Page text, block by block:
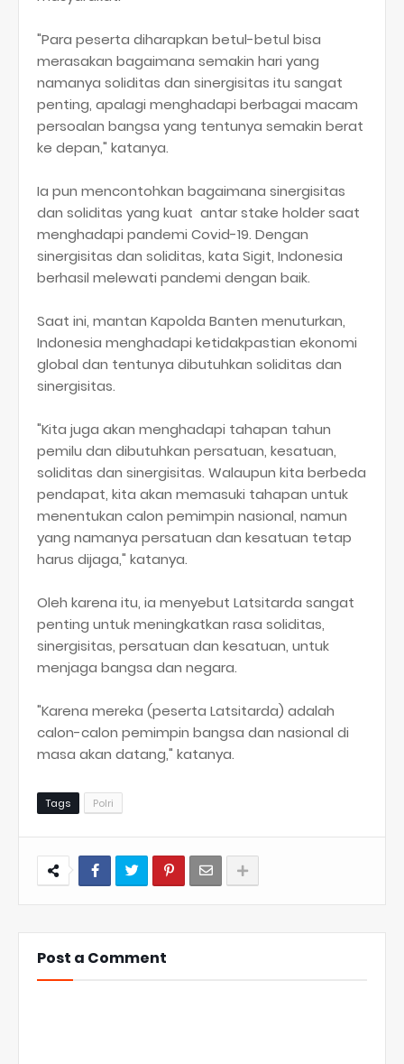
"Para peserta diharapkan betul-betul bisa
merasakan bagaimana semakin hari yang
namanya soliditas dan sinergisitas itu sangat
penting, apalagi menghadapi berbagai macam
persoalan bangsa yang tentunya semakin berat
ke depan," katanya.
Ia pun mencontohkan bagaimana sinergisitas
dan soliditas yang kuat antar stake holder saat
menghadapi pandemi Covid-19. Dengan
sinergisitas dan soliditas, kata Sigit, Indonesia
berhasil melewati pandemi dengan baik.
Saat ini, mantan Kapolda Banten menuturkan,
Indonesia menghadapi ketidakpastian ekonomi
global dan tentunya dibutuhkan soliditas dan
sinergisitas.
"Kita juga akan menghadapi tahapan tahun
pemilu dan dibutuhkan persatuan, kesatuan,
soliditas dan sinergisitas. Walaupun kita berbeda
pendapat, kita akan memasuki tahapan untuk
menentukan calon pemimpin nasional, namun
yang namanya persatuan dan kesatuan tetap
harus dijaga," katanya.
Oleh karena itu, ia menyebut Latsitarda sangat
penting untuk meningkatkan rasa soliditas,
sinergisitas, persatuan dan kesatuan, untuk
menjaga bangsa dan negara.
"Karena mereka (peserta Latsitarda) adalah
calon-calon pemimpin bangsa dan nasional di
masa akan datang," katanya.
Tags Polri
Post a Comment